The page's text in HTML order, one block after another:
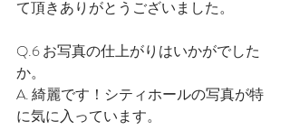
て頂きありがとうございました。
Q.6 お写真の仕上がりはいかがでした
か。
A. 綺麗です！シティホールの写真が特
に気に入っています。